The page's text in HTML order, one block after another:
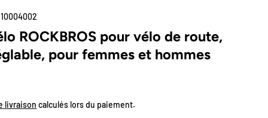
ROCKBROS pour vélo de route,
pour femmes et hommes
livraison calculés lors du paiement.